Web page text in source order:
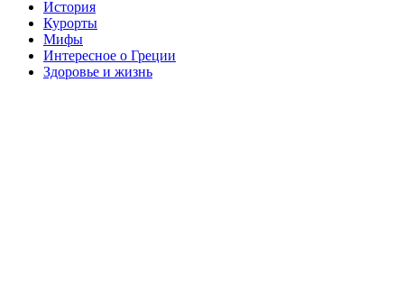
История
Курорты
Мифы
Интересное о Греции
Здоровье и жизнь